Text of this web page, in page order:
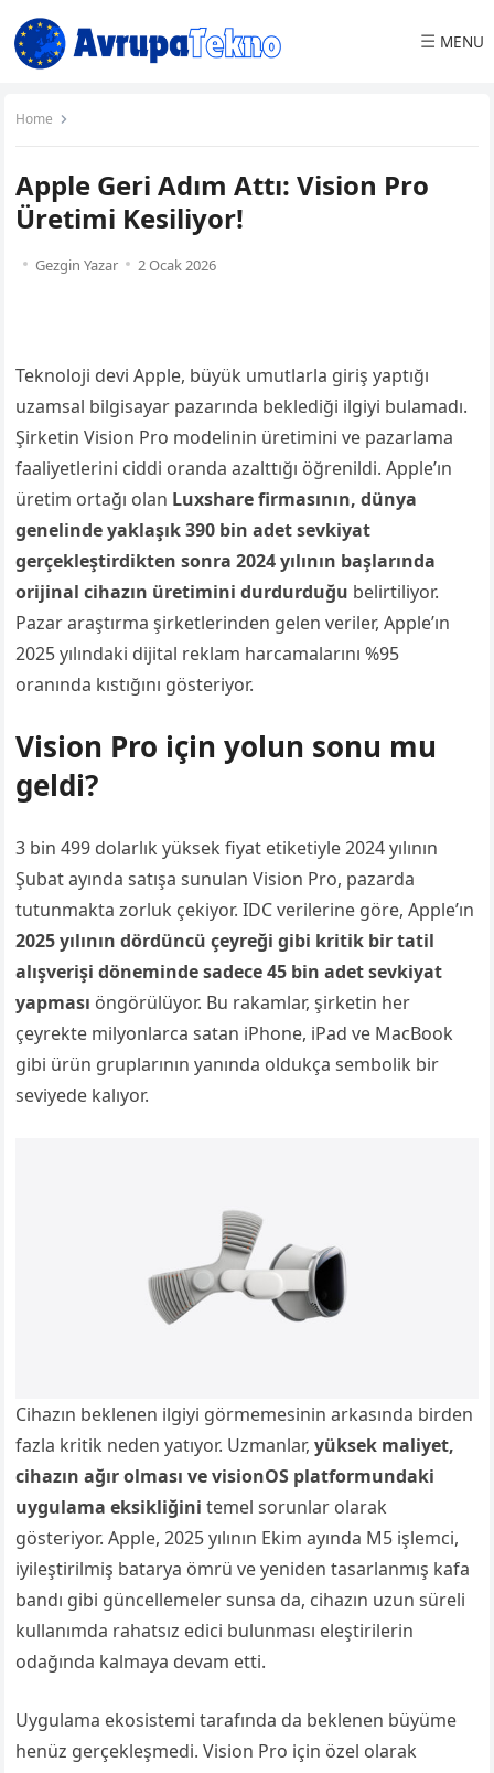
☰ MENU
Home
Apple Geri Adım Attı: Vision Pro
Üretimi Kesiliyor!
Gezgin Yazar 2 Ocak 2026
Teknoloji devi Apple, büyük umutlarla giriş yaptığı
uzamsal bilgisayar pazarında beklediği ilgiyi bulamadı.
Şirketin Vision Pro modelinin üretimini ve pazarlama
faaliyetlerini ciddi oranda azalttığı öğrenildi. Apple’ın
üretim ortağı olan Luxshare firmasının, dünya
genelinde yaklaşık 390 bin adet sevkiyat
gerçekleştirdikten sonra 2024 yılının başlarında
orijinal cihazın üretimini durdurduğu belirtiliyor.
Pazar araştırma şirketlerinden gelen veriler, Apple’ın
2025 yılındaki dijital reklam harcamalarını %95
oranında kıstığını gösteriyor.
Vision Pro için yolun sonu mu
geldi?
3 bin 499 dolarlık yüksek fiyat etiketiyle 2024 yılının
Şubat ayında satışa sunulan Vision Pro, pazarda
tutunmakta zorluk çekiyor. IDC verilerine göre, Apple’ın
2025 yılının dördüncü çeyreği gibi kritik bir tatil
alışverişi döneminde sadece 45 bin adet sevkiyat
yapması öngörülüyor. Bu rakamlar, şirketin her
çeyrekte milyonlarca satan iPhone, iPad ve MacBook
gibi ürün gruplarının yanında oldukça sembolik bir
seviyede kalıyor.
Cihazın beklenen ilgiyi görmemesinin arkasında birden
fazla kritik neden yatıyor. Uzmanlar,yüksek maliyet,
cihazın ağır olması ve visionOS platformundaki
uygulama eksikliğini temel sorunlar olarak
gösteriyor. Apple, 2025 yılının Ekim ayında M5 işlemci,
iyileştirilmiş batarya ömrü ve yeniden tasarlanmış kafa
bandı gibi güncellemeler sunsa da, cihazın uzun süreli
kullanımda rahatsız edici bulunması eleştirilerin
odağında kalmaya devam etti.
Uygulama ekosistemi tarafında da beklenen büyüme
henüz gerçekleşmedi. Vision Pro için özel olarak